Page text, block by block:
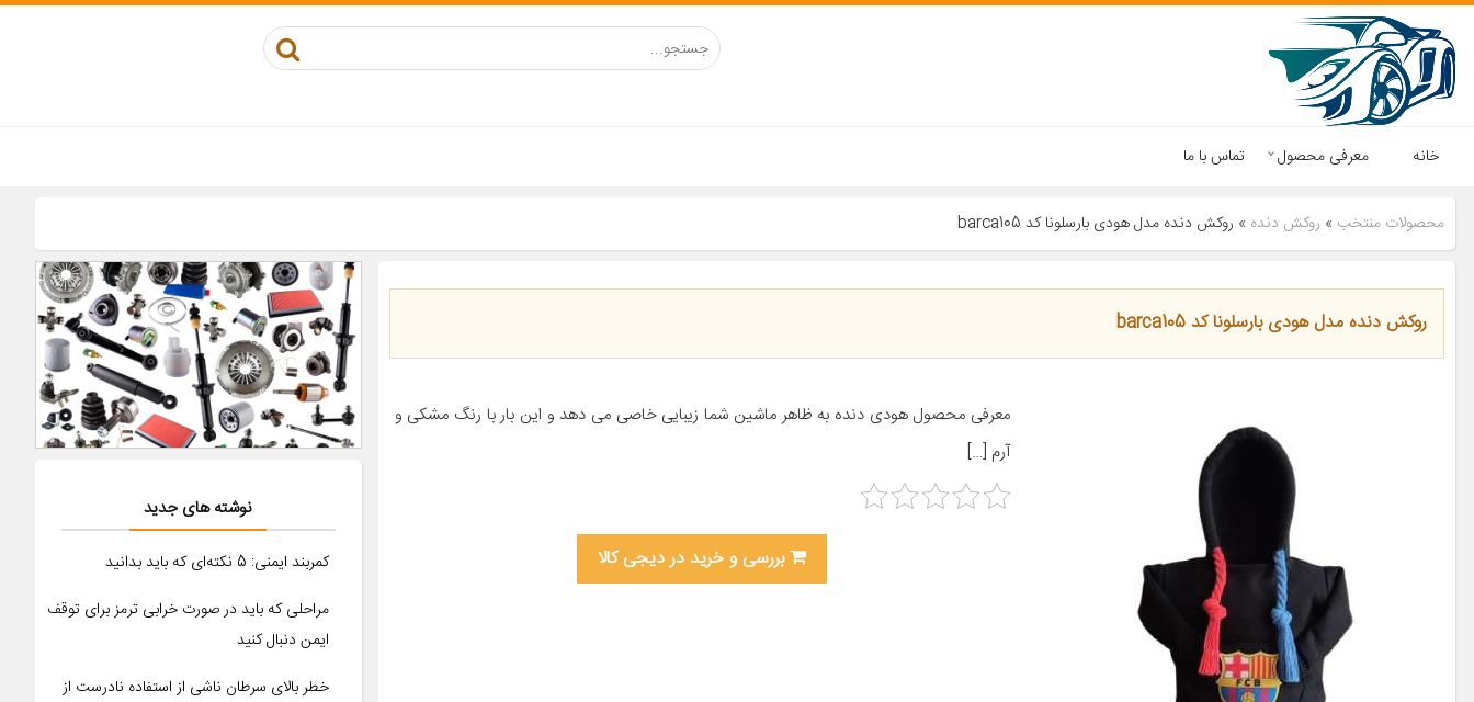
خانه معرفی محصول تماس با ما
محصولات منتخب » روکش دنده » روکش دنده مدل هودی بارسلونا کد barca105
روکش دنده مدل هودی بارسلونا کد barca105
معرفی محصول هودی دنده به ظاهر ماشین شما زیبایی خاصی می دهد و این بار با رنگ مشکی و
آرم […]
بررسی و خرید در دیجی کالا
نوشته های جدید
کمربند ایمنی: 5 نکته‌ای که باید بدانید
مراحلی که باید در صورت خرابی ترمز برای توقف
ایمن دنبال کنید
خطر بالای سرطان ناشی از استفاده نادرست از